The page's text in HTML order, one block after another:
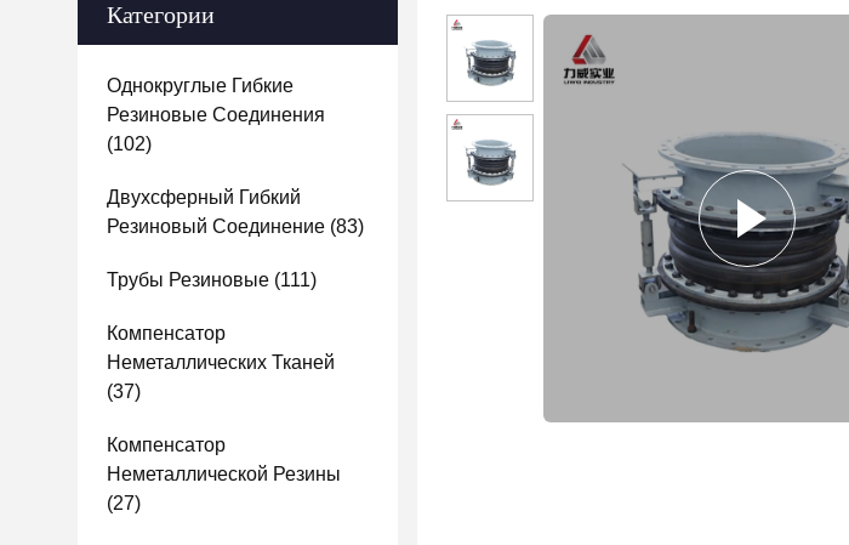
Категории
Однокруглые Гибкие
Резиновые Соединения
(102)
Двухсферный Гибкий
Резиновый Соединение (83)
Трубы Резиновые (111)
Компенсатор
Неметаллических Тканей
(37)
Компенсатор
Неметаллической Резины
(27)